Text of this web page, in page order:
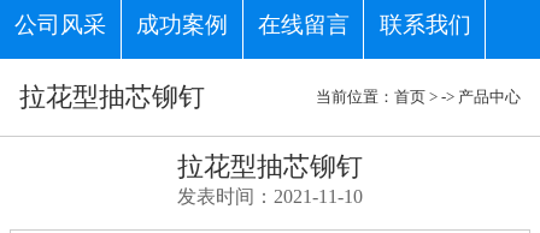
公司风采 成功案例 在线留言 联系我们
拉花型抽芯铆钉 当前位置： 首页 > -> 产品中心
拉花型抽芯铆钉
发表时间：2021-11-10